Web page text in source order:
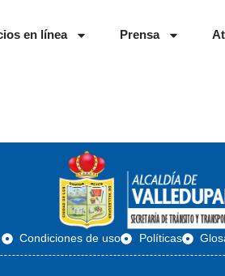
en línea Prensa
Condiciones de uso Políticas